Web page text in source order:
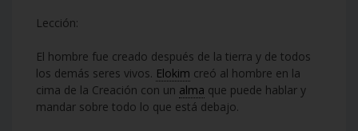
Lección:
El hombre fue creado después de la tierra y de todos
los demás seres vivos. Elokim creó al hombre en la
cima de la Creación con un alma que puede hablar y
mandar sobre todo lo que está debajo.